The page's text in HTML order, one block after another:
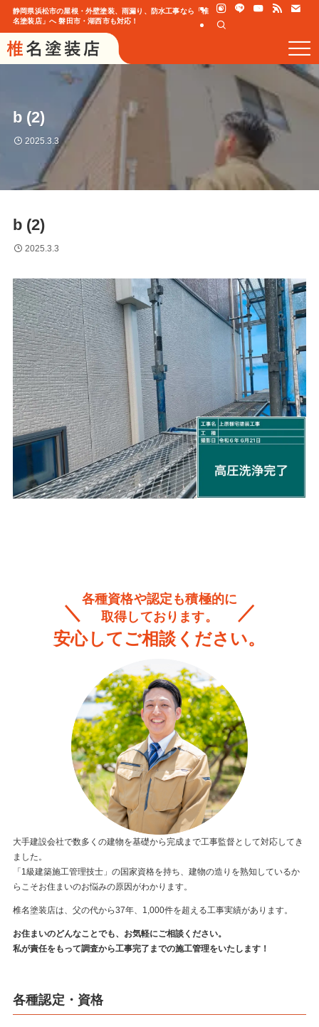
静岡県浜松市の屋根・外壁塗装、雨漏り、防水工事なら「椎
名塗装店」へ 磐田市・湖西市も対応！
b (2)
2025.3.3
b (2)
2025.3.3
各種資格や認定も積極的に
取得しております。
安心してご相談ください。
大手建設会社で数多くの建物を基礎から完成まで工事監督として対応してき
ました。
「1級建築施工管理技士」の国家資格を持ち、建物の造りを熟知しているか
らこそお住まいのお悩みの原因がわかります。
椎名塗装店は、父の代から37年、1,000件を超える工事実績があります。
お住まいのどんなことでも、お気軽にご相談ください。
私が責任をもって調査から工事完了までの施工管理をいたします！
各種認定・資格